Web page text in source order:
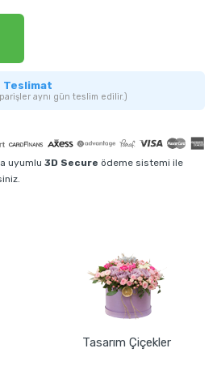
Teslimat
aynı gün teslim edilir.)
uyumlu 3D Secure ödeme sistemi ile
Tasarım Çiçekler